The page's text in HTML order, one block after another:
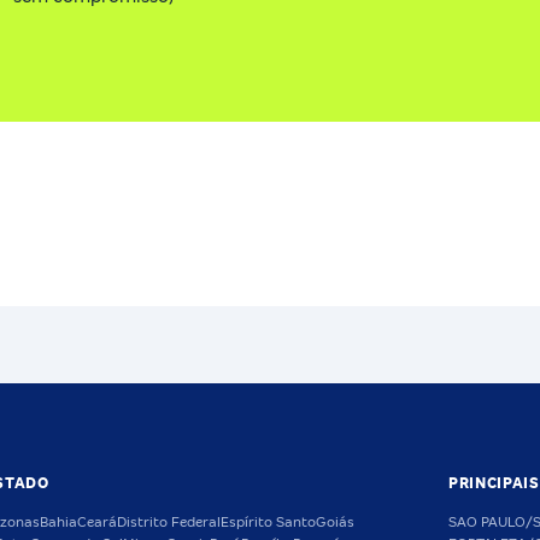
BahiaCearáDistrito FederalEspírito SantoGoiás
SAO PAULO/